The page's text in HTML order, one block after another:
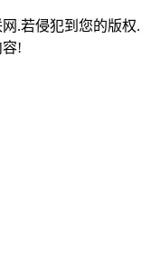
.若侵犯到您的版权.
!